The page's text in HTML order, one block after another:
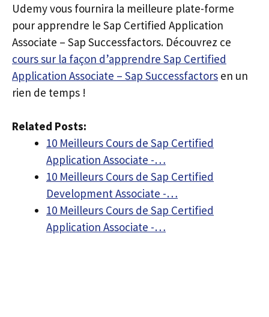
Udemy vous fournira la meilleure plate-forme
pour apprendre le Sap Certified Application
Associate – Sap Successfactors. Découvrez ce
cours sur la façon d’apprendre Sap Certified
Application Associate – Sap Successfactors en un
rien de temps !
Related Posts:
10 Meilleurs Cours de Sap Certified
Application Associate -…
10 Meilleurs Cours de Sap Certified
Development Associate -…
10 Meilleurs Cours de Sap Certified
Application Associate -…